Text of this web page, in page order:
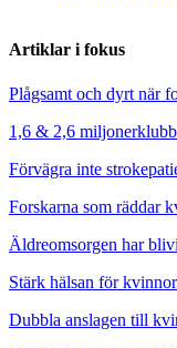
Artiklar i fokus
Plågsamt och dyrt när
1,6 & 2,6
Förvägra inte
Forskarna som räddar
Äldreomsorgen har
Stärk hälsan för
Dubbla anslagen till